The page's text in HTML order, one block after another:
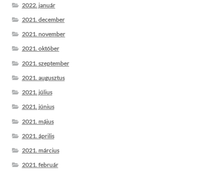
2022. január
2021. december
2021. november
2021. október
2021. szeptember
2021. augusztus
2021. július
2021. június
2021. május
2021. április
2021. március
2021. február